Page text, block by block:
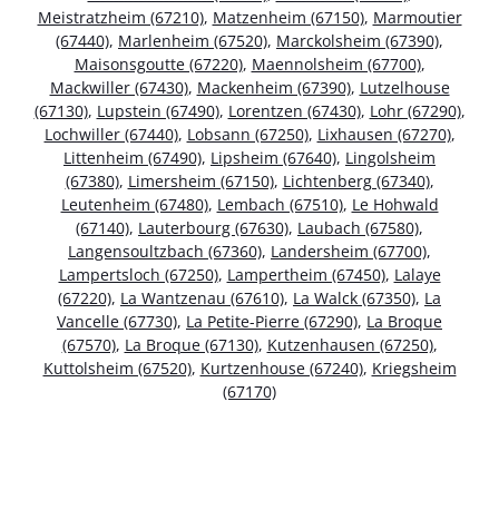
Meistratzheim (67210), Matzenheim (67150), Marmoutier
(67440), Marlenheim (67520), Marckolsheim (67390),
Maisonsgoutte (67220), Maennolsheim (67700),
Mackwiller (67430), Mackenheim (67390), Lutzelhouse
(67130), Lupstein (67490), Lorentzen (67430), Lohr (67290),
Lochwiller (67440), Lobsann (67250), Lixhausen (67270),
Littenheim (67490), Lipsheim (67640), Lingolsheim
(67380), Limersheim (67150), Lichtenberg (67340),
Leutenheim (67480), Lembach (67510), Le Hohwald
(67140), Lauterbourg (67630), Laubach (67580),
Langensoultzbach (67360), Landersheim (67700),
Lampertsloch (67250), Lampertheim (67450), Lalaye
(67220), La Wantzenau (67610), La Walck (67350), La
Vancelle (67730), La Petite-Pierre (67290), La Broque
(67570), La Broque (67130), Kutzenhausen (67250),
Kuttolsheim (67520), Kurtzenhouse (67240), Kriegsheim
(67170)